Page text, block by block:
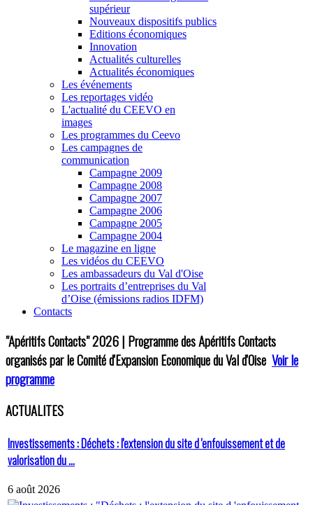
supérieur
Nouveaux dispositifs publics
Editions économiques
Innovation
Actualités culturelles
Actualités économiques
Les événements
Les reportages vidéo
L'actualité du CEEVO en
images
Les programmes du Ceevo
Les campagnes de
communication
Campagne 2009
Campagne 2008
Campagne 2007
Campagne 2006
Campagne 2005
Campagne 2004
Le magazine en ligne
Les vidéos du CEEVO
Les ambassadeurs du Val d'Oise
Les portraits d’entreprises du Val
d’Oise (émissions radios IDFM)
Contacts
"Apéritifs Contacts"2026 | Programme des Apéritifs Contacts
organisés par le Comité d'Expansion Economique du Val d'Oise Voir le
programme
ACTUALITES
Investissements : Déchets : l'extension du site d 'enfouissement et de
valorisation du ...
6 août 2026